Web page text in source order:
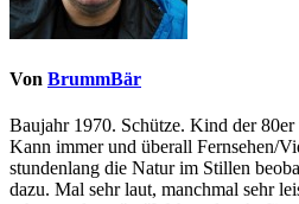
Von BrummBär
Baujahr 1970. Schütze. Kind der
Kann immer und überall Fernsehen/
stundenlang die Natur im Stillen
dazu. Mal sehr laut, manchmal sehr